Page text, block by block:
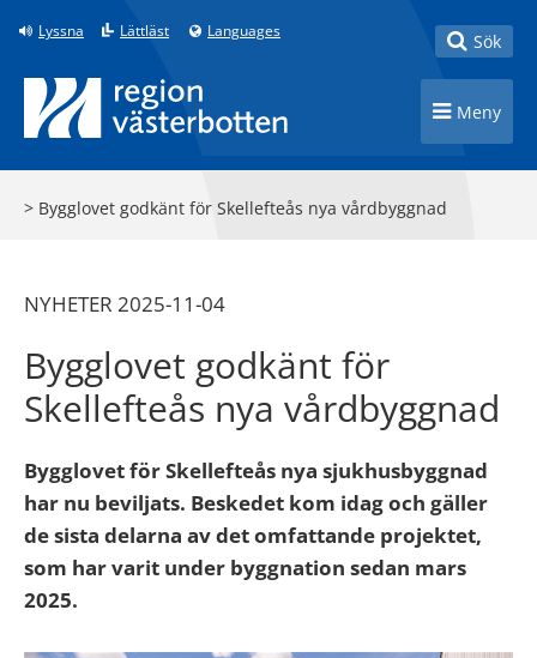
Till innehåll på sidan
Lyssna Lättläst Languages Toggle
Sök
Toggle
Meny
> Bygglovet godkänt för Skellefteås nya vårdbyggnad
NYHETER 2025-11-04
Bygglovet godkänt för
Skellefteås nya vårdbyggnad
Bygglovet för Skellefteås nya sjukhusbyggnad
har nu beviljats. Beskedet kom idag och gäller
de sista delarna av det omfattande projektet,
som har varit under byggnation sedan mars
2025.